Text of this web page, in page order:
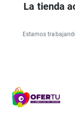
La tienda
Estamos